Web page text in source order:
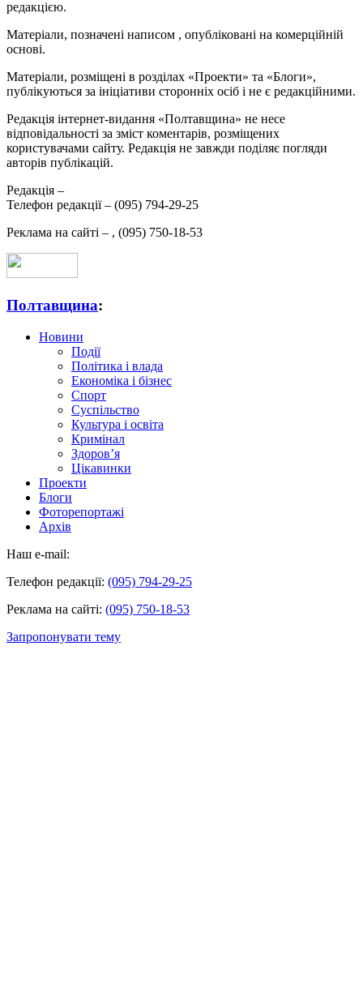
редакцією.
Матеріали, позначені написом , опубліковані на комерційній
основі.
Матеріали, розміщені в розділах «Проекти» та «Блоги»,
публікуються за ініціативи сторонніх осіб і не є редакційними.
Редакція інтернет-видання «Полтавщина» не несе
відповідальності за зміст коментарів, розміщених
користувачами сайту. Редакція не завжди поділяє погляди
авторів публікацій.
Редакція –
Телефон редакції – (095) 794-29-25
Реклама на сайті – , (095) 750-18-53
Полтавщина:
Новини
Події
Політика і влада
Економіка і бізнес
Спорт
Суспільство
Культура і освіта
Кримінал
Здоров’я
Цікавинки
Проекти
Блоги
Фоторепортажі
Архів
Наш e-mail:
Телефон редакції: (095) 794-29-25
Реклама на сайті: (095) 750-18-53
Запропонувати тему